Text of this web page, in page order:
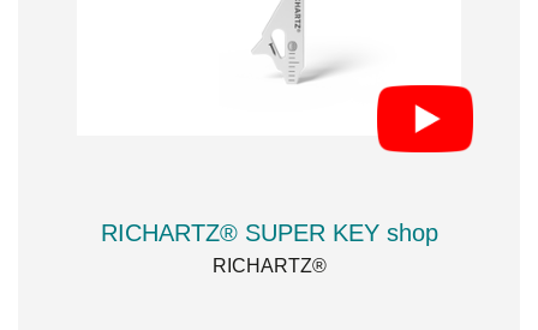
RICHARTZ® SUPER KEY shop
RICHARTZ®